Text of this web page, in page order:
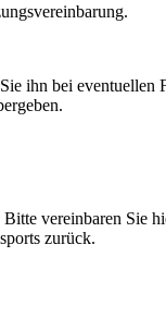
ihn bei eventuellen
vereinbaren Sie
zurück.